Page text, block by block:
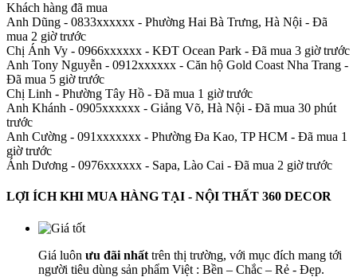
Khách hàng đã mua
Anh Dũng - 0833xxxxxx - Phường Hai Bà Trưng, Hà Nội - Đã
mua 2 giờ trước
Chị Ánh Vy - 0966xxxxxx - KĐT Ocean Park - Đã mua 3 giờ trước
Anh Tony Nguyễn - 0912xxxxxx - Căn hộ Gold Coast Nha Trang -
Đã mua 5 giờ trước
Chị Linh - Phường Tây Hồ - Đã mua 1 giờ trước
Anh Khánh - 0905xxxxxx - Giảng Võ, Hà Nội - Đã mua 30 phút
trước
Anh Cường - 091xxxxxxx - Phường Đa Kao, TP HCM - Đã mua 1
giờ trước
Ánh Dương - 0976xxxxxx - Sapa, Lào Cai - Đã mua 2 giờ trước
LỢI ÍCH KHI MUA HÀNG TẠI - NỘI THẤT 360 DECOR
Giá luôn ưu đãi nhất trên thị trường, với mục đích mang tới
người tiêu dùng sản phẩm Việt : Bền – Chắc – Rẻ - Đẹp.